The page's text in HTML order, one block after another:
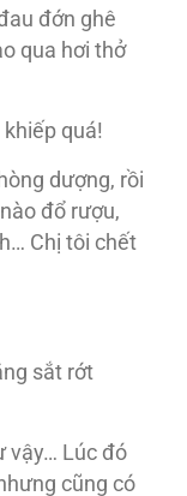
đớn ghê
qua hơi thở
quá!
dượng, rồi
đổ rượu,
Chị tôi chết
sắt rớt
vậy… Lúc đó
cũng có